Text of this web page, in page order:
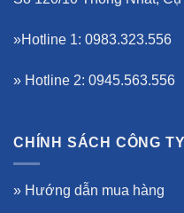
»Hotline 1: 0983.323.556
» Hotline 2: 0945.563.556
CHÍNH SÁCH CÔNG TY
» Hướng dẫn mua hàng